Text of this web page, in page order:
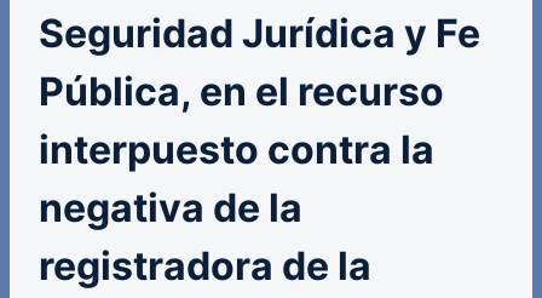
Seguridad Jurídica y Fe
Pública, en el recurso
interpuesto contra la
negativa de la
registradora de la